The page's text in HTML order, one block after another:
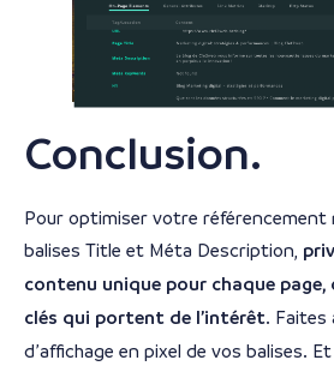
Conclusion.
Pour optimiser votre référencement
balises Title et Méta Description,
contenu unique pour chaque
clés qui portent de l’intérêt. Faites
d’affichage en pixel de vos balises.